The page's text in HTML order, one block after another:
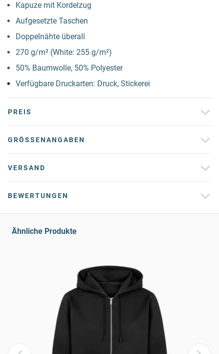
Kapuze mit Kordelzug
Aufgesetzte Taschen
Doppelnähte überall
270 g/m² (White: 255 g/m²)
50% Baumwolle, 50% Polyester
Verfügbare Druckarten: Druck, Stickerei
PREIS
GRÖSSENANGABEN
VERSAND
BEWERTUNGEN
Ähnliche Produkte